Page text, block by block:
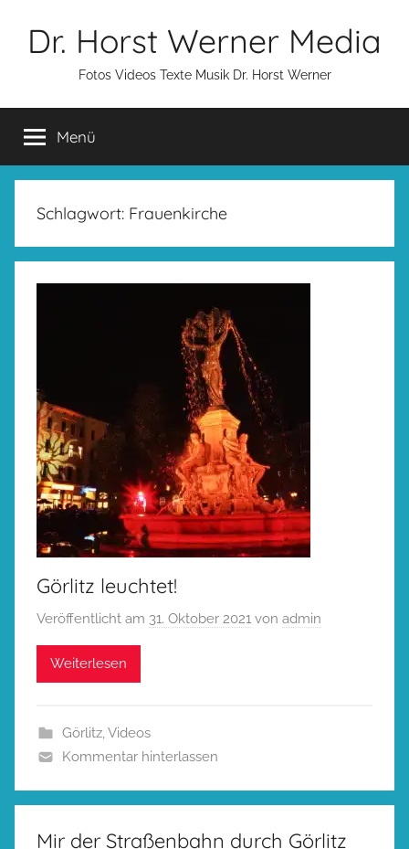
InhaltDr. Horst Werner Media
Fotos Videos Texte Musik Dr. Horst Werner
Menü
Schlagwort: Frauenkirche
Görlitz leuchtet!
Veröffentlicht am 31. Oktober 2021 von admin
Weiterlesen
Görlitz, Videos
Kommentar hinterlassen
Mir der Straßenbahn durch Görlitz